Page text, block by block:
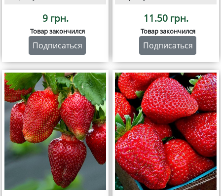
9 грн.
Товар закончился
Подписаться
11.50 грн.
Товар закончился
Подписаться